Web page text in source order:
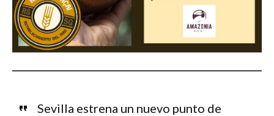
Sevilla estrena un nuevo punto de